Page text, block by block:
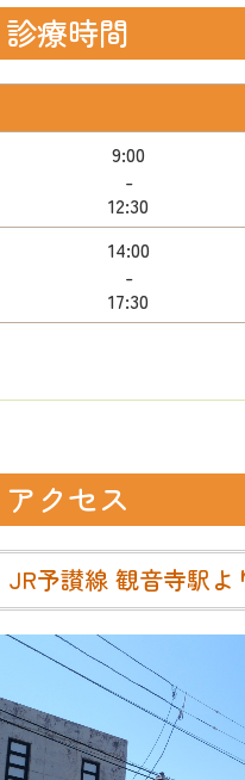
診療時間
9:00
-
12:30
14:00
-
17:30
アクセス
JR予讃線 観音寺駅よ